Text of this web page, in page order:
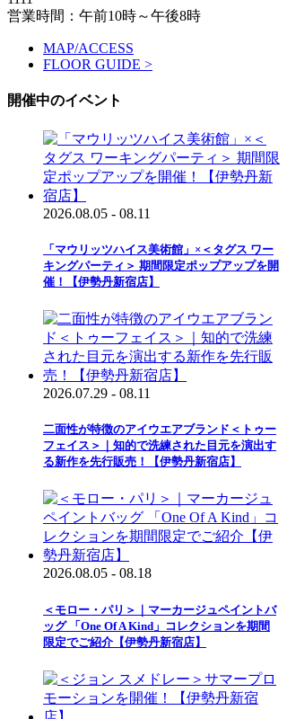
営業時間：午前10時～午後8時
MAP/ACCESS
FLOOR GUIDE >
開催中のイベント
2026.08.05 - 08.11
「マウリッツハイス美術館」×＜タグス ワー
キングパーティ＞ 期間限定ポップアップを開
催！【伊勢丹新宿店】
2026.07.29 - 08.11
二面性が特徴のアイウエアブランド＜トゥー
フェイス＞｜知的で洗練された目元を演出す
る新作を先行販売！【伊勢丹新宿店】
2026.08.05 - 08.18
＜モロー・パリ＞｜マーカージュペイントバ
ッグ 「One Of A Kind」コレクションを期間
限定でご紹介【伊勢丹新宿店】